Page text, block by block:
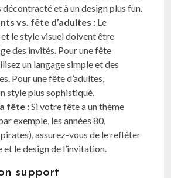
décontracté et à un design plus fun.
vs. fête d’adultes : Le
le style visuel doivent être
des invités. Pour une fête
un langage simple et des
Pour une fête d’adultes,
style plus sophistiqué.
fête :Si votre fête a un thème
exemple, les années 80,
assurez-vous de le refléter
et le design de l’invitation.
support